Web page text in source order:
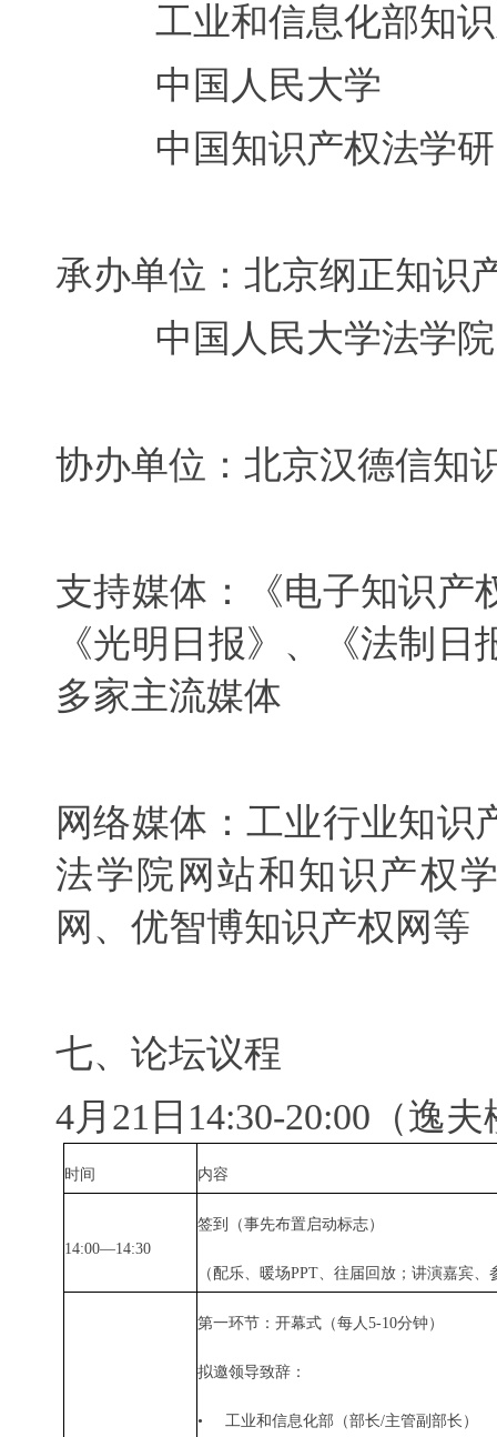
工业和信息化部知
中国人民大学
中国知识产权法学
承办单位：北京纲正知识
中国人民大学法学
协办单位：北京汉德信知
支持媒体：《电子知识产
《光明日报》、《法制
多家主流媒体
网络媒体：工业行业知识
法学院网站和知识产权
网、优智博知识产权网等
七、论坛议程
4月 21 日 14:30-20:00 （逸
时间 内容
14:00—14:30
签到（事先布置启动标志）
（配乐、暖场PPT、往届回放；讲演嘉宾、
第一环节：开幕式（每人5-10分钟）
拟邀领导致辞：
•工业和信息化部（部长/主管副部长）